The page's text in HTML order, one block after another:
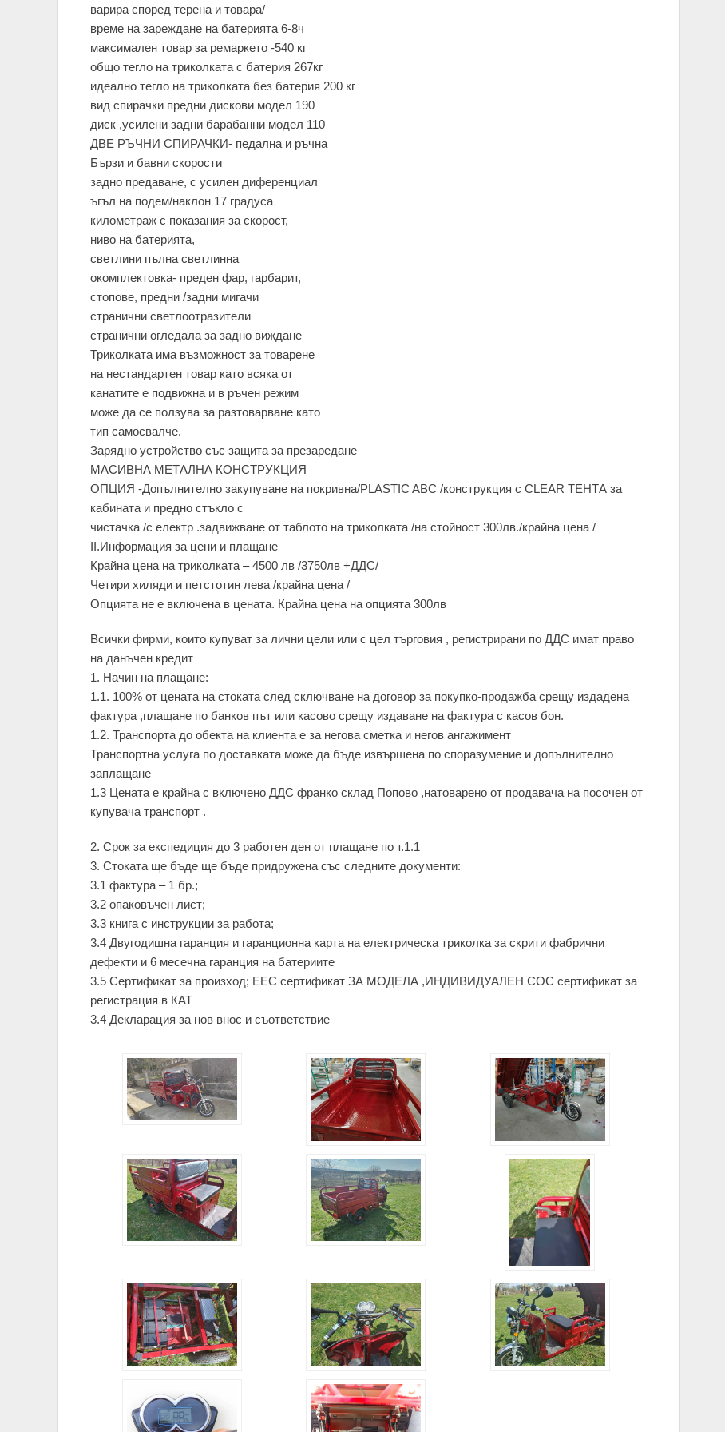
варира според терена и товара/
време на зареждане на батерията 6-8ч
максимален товар за ремаркето -540 кг
общо тегло на триколката с батерия 267кг
идеално тегло на триколката без батерия 200 кг
вид спирачки предни дискови модел 190
диск ,усилени задни барабанни модел 110
ДВЕ РЪЧНИ СПИРАЧКИ- педална и ръчна
Бързи и бавни скорости
задно предаване, с усилен диференциал
ъгъл на подем/наклон 17 градуса
километраж с показания за скорост,
ниво на батерията,
светлини пълна светлинна
окомплектовка- преден фар, гарбарит,
стопове, предни /задни мигачи
странични светлоотразители
странични огледала за задно виждане
Триколката има възможност за товарене
на нестандартен товар като всяка от
канатите е подвижна и в ръчен режим
може да се ползува за разтоварване като
тип самосвалче.
Зарядно устройство със защита за презаредане
МАСИВНА МЕТАЛНА КОНСТРУКЦИЯ
ОПЦИЯ -Допълнително закупуване на покривна/PLASTIC ABC /конструкция с CLEAR ТЕНТА за
кабината и предно стъкло с
чистачка /с електр .задвижване от таблото на триколката /на стойност 300лв./крайна цена /
II.Информация за цени и плащане
Крайна цена на триколката – 4500 лв /3750лв +ДДС/
Четири хиляди и петстотин лева /крайна цена /
Опцията не е включена в цената. Крайна цена на опцията 300лв
Всички фирми, които купуват за лични цели или с цел търговия , регистрирани по ДДС имат право
на данъчен кредит
1. Начин на плащане:
1.1. 100% от цената на стоката след сключване на договор за покупко-продажба срещу издадена
фактура ,плащане по банков път или касово срещу издаване на фактура с касов бон.
1.2. Транспорта до обекта на клиента е за негова сметка и негов ангажимент
Транспортна услуга по доставката може да бъде извършена по споразумение и допълнително
заплащане
1.3 Цената е крайна с включено ДДС франко склад Попово ,натоварено от продавача на посочен от
купувача транспорт .
2. Срок за експедиция до 3 работен ден от плащане по т.1.1
3. Стоката ще бъде ще бъде придружена със следните документи:
3.1 фактура – 1 бр.;
3.2 опаковъчен лист;
3.3 книга с инструкции за работа;
3.4 Двугодишна гаранция и гаранционна карта на електрическа триколка за скрити фабрични
дефекти и 6 месечна гаранция на батериите
3.5 Сертификат за произход; ЕЕС сертификат ЗА МОДЕЛА ,ИНДИВИДУАЛЕН СОС сертификат за
регистрация в КАТ
3.4 Декларация за нов внос и съответствие